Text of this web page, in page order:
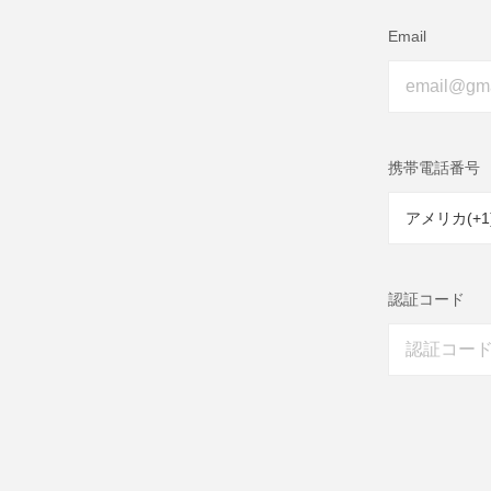
Email
携帯電話番号
認証コード